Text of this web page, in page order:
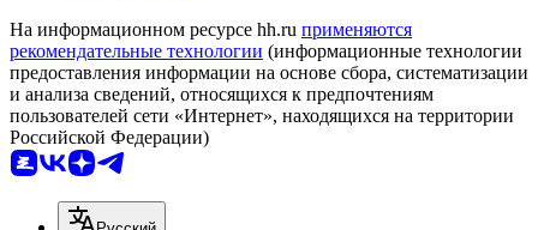
На информационном ресурсе hh.ru применяются
рекомендательные технологии (информационные технологии
предоставления информации на основе сбора, систематизации
и анализа сведений, относящихся к предпочтениям
пользователей сети «Интернет», находящихся на территории
Российской Федерации)